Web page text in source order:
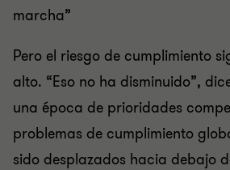
marcha”
Pero el riesgo de cumplimiento
alto. “Eso no ha disminuido”,
una época de prioridades
problemas de cumplimiento
sido desplazados hacia debajo